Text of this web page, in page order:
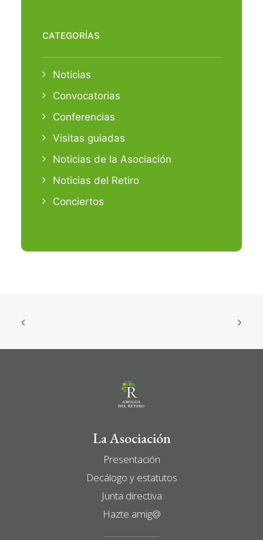
CATEGORÍAS
Noticias
Convocatorias
Conferencias
Visitas guiadas
Noticias de la Asociación
Noticias del Retiro
Conciertos
La Asociación
Presentación
Decálogo y estatutos
Junta directiva
Hazte amig@